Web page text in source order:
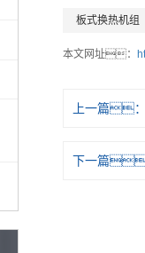
板式换热机组
本文网址：
上一篇
下一篇